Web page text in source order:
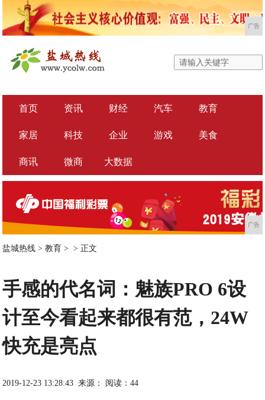
广告
首页 资讯 财经 汽车 教育
家居 科技 企业 游戏 美食
商讯 微商 大数据
广告
盐城热线 >教育 > > 正文
手感的代名词：魅族PRO 6设
计至今看起来都很有范，24W
快充是亮点
2019-12-23 13:28:43 来源： 阅读：44